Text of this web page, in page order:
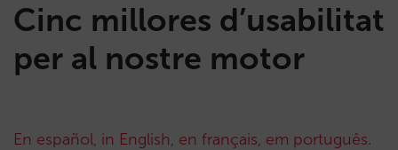
Cinc millores d’usabilitat
per al nostre motor
En español, in English, en français, em português.